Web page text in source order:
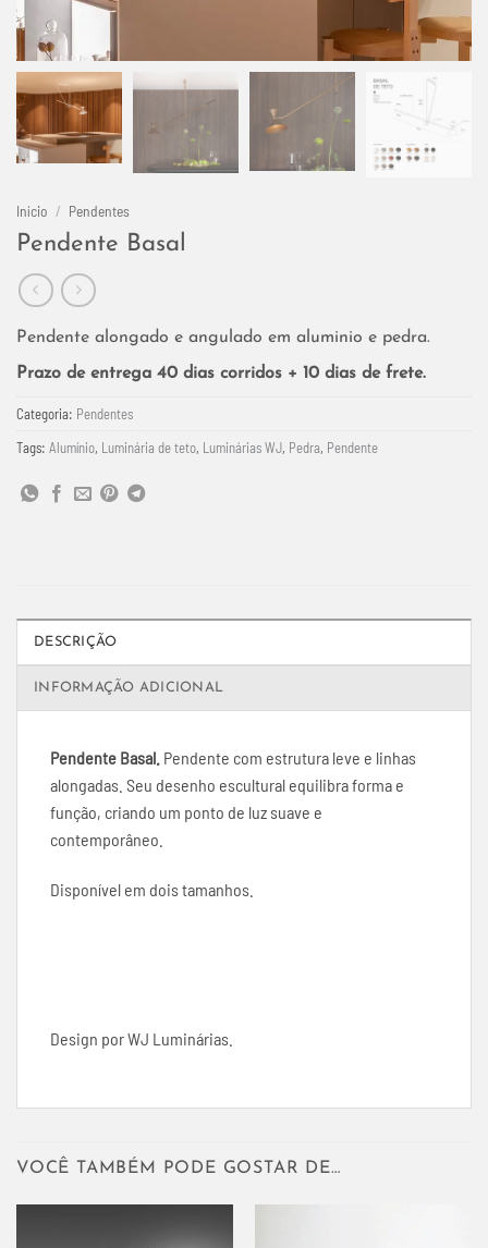
Início / Pendentes
Pendente Basal
Pendente alongado e angulado em aluminio e pedra.
Prazo de entrega 40 dias corridos + 10 dias de frete.
Categoria: Pendentes
Tags: Alumínio, Luminária de teto, Luminárias WJ, Pedra, Pendente
DESCRIÇÃO
INFORMAÇÃO ADICIONAL
Pendente Basal. Pendente com estrutura leve e linhas
alongadas. Seu desenho escultural equilibra forma e
função, criando um ponto de luz suave e
contemporâneo.
Disponível em dois tamanhos.
Design por WJ Luminárias.
VOCÊ TAMBÉM PODE GOSTAR DE…